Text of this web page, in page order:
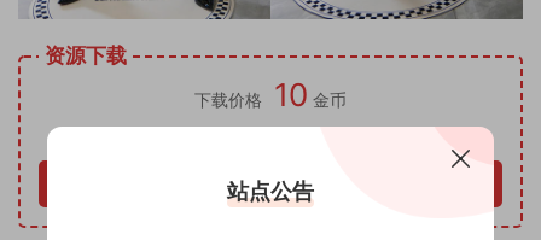
资源下载
下载价格 10 金币
立即购买
站点公告